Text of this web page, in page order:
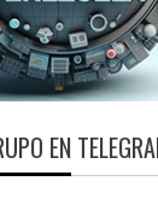
EN